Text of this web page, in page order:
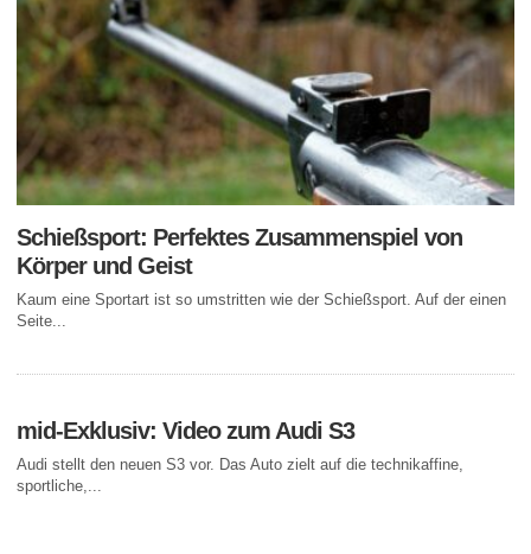
Schießsport: Perfektes Zusammenspiel von
Körper und Geist
Kaum eine Sportart ist so umstritten wie der Schießsport. Auf der einen
Seite...
mid-Exklusiv: Video zum Audi S3
Audi stellt den neuen S3 vor. Das Auto zielt auf die technikaffine,
sportliche,...